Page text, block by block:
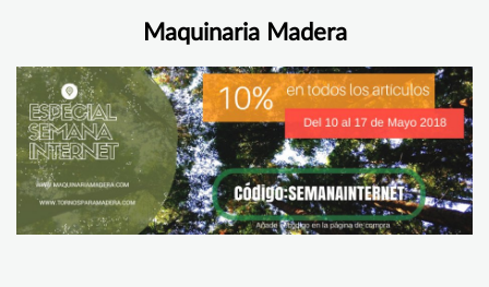
Maquinaria Madera